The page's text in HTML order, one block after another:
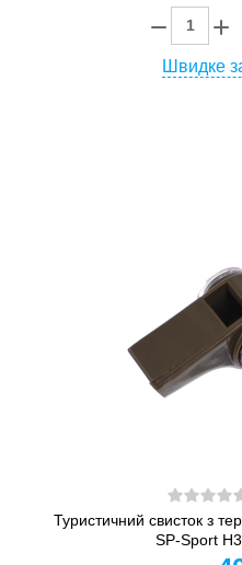
Швидке
Туристичний свисток з
SP-Sport